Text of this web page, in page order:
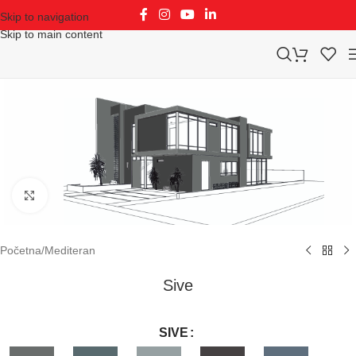
Skip to navigation
Skip to main content
Klikni za uvećavanje
Početna/Mediteran
Sive
SIVE